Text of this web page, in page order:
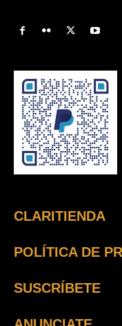
CLARITIENDA
POLÍTICA DE
SUSCRÍBETE